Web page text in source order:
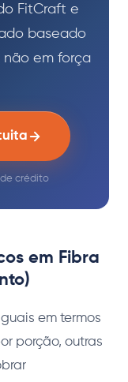
FitCraft e
baseado
em força
de crédito
em Fibra
em termos
porção, outras